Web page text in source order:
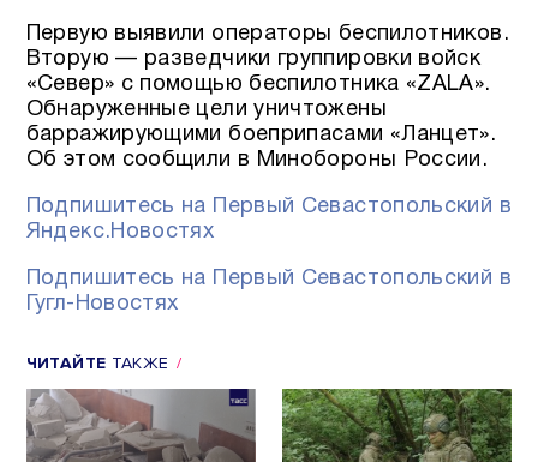
Первую выявили операторы беспилотников.
Вторую — разведчики группировки войск
«Север» с помощью беспилотника «ZALA».
Обнаруженные цели уничтожены
барражирующими боеприпасами «Ланцет».
Об этом сообщили в Минобороны России.
Подпишитесь на Первый Севастопольский в
Яндекс.Новостях
Подпишитесь на Первый Севастопольский в
Гугл-Новостях
ЧИТАЙТЕ ТАКЖЕ